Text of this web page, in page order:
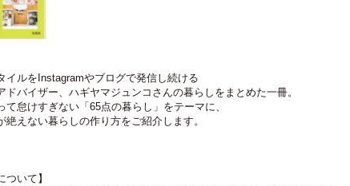
イルをInstagramやブログで発信し続ける
ドバイザー、ハギヤマジュンコさんの暮らしをまとめた一冊。
怠けすぎない「65点の暮らし」をテーマに、
絶えない暮らしの作り方をご紹介します。
ついて】